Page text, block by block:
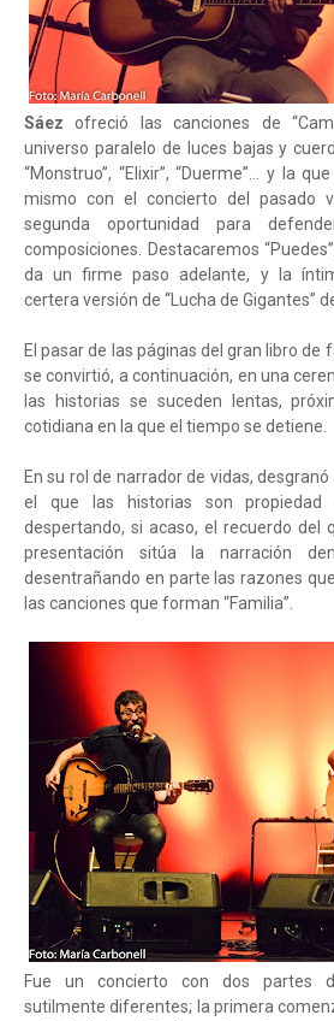
Sáez ofreció las canciones de
universo paralelo de luces bajas y
“Monstruo”, “Elixir”, “Duerme”… y la
mismo con el concierto del pasado
segunda oportunidad para
composiciones. Destacaremos
da un firme paso adelante, y la
certera versión de “Lucha de Gigantes”
El pasar de las páginas del gran libro de
se convirtió, a continuación, en una
las historias se suceden lentas,
cotidiana en la que el tiempo se detiene.
En su rol de narrador de vidas,
el que las historias son propiedad
despertando, si acaso, el recuerdo del
presentación sitúa la narración
desentrañando en parte las razones
las canciones que forman “Familia”.
Fue un concierto con dos partes
sutilmente diferentes; la primera